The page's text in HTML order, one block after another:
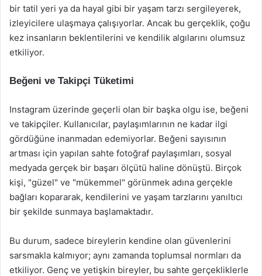
bir tatil yeri ya da hayal gibi bir yaşam tarzı sergileyerek,
izleyicilere ulaşmaya çalışıyorlar. Ancak bu gerçeklik, çoğu
kez insanların beklentilerini ve kendilik algılarını olumsuz
etkiliyor.
Beğeni ve Takipçi Tüketimi
Instagram üzerinde geçerli olan bir başka olgu ise, beğeni
ve takipçiler. Kullanıcılar, paylaşımlarının ne kadar ilgi
gördüğüne inanmadan edemiyorlar. Beğeni sayısının
artması için yapılan sahte fotoğraf paylaşımları, sosyal
medyada gerçek bir başarı ölçütü haline dönüştü. Birçok
kişi, "güzel" ve "mükemmel" görünmek adına gerçekle
bağları kopararak, kendilerini ve yaşam tarzlarını yanıltıcı
bir şekilde sunmaya başlamaktadır.
Bu durum, sadece bireylerin kendine olan güvenlerini
sarsmakla kalmıyor; aynı zamanda toplumsal normları da
etkiliyor. Genç ve yetişkin bireyler, bu sahte gerçekliklerle